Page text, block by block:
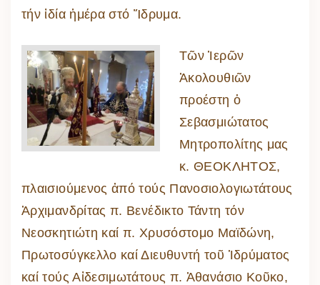
τήν ἰδία ἡμέρα στό Ἵδρυμα.
Τῶν Ἱερῶν
Ἀκολουθιῶν
προέστη ὁ
Σεβασμιώτατος
Μητροπολίτης μας
κ. ΘΕΟΚΛΗΤΟΣ,
πλαισιούμενος ἀπό τούς Πανοσιολογιωτάτους
Ἀρχιμανδρίτας π. Βενέδικτο Τάντη τόν
Νεοσκητιώτη καί π. Χρυσόστομο Μαϊδώνη,
Πρωτοσύγκελλο καί Διευθυντή τοῦ Ἱδρύματος
καί τούς Αἰδεσιμωτάτους π. Ἀθανάσιο Κοῦκο,